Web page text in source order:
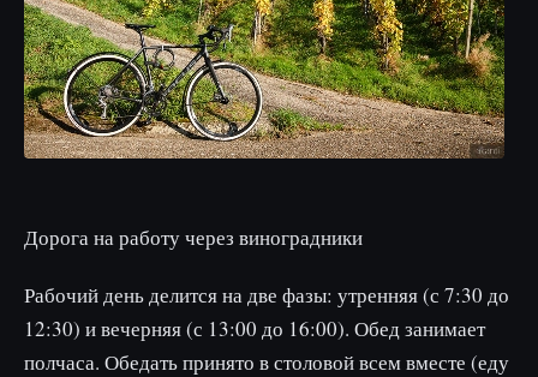
Дорога на работу через виноградники
Рабочий день делится на две фазы: утренняя (с 7:30 до
12:30) и вечерняя (с 13:00 до 16:00). Обед занимает
полчаса. Обедать принято в столовой всем вместе (еду